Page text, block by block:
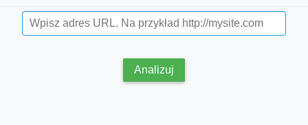
Analizuj